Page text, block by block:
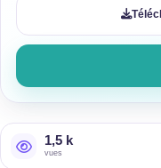
1,5 k
vues